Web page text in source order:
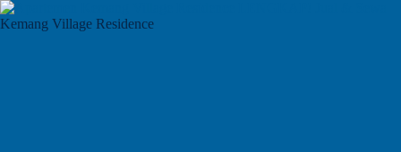
Kemang Village Residence